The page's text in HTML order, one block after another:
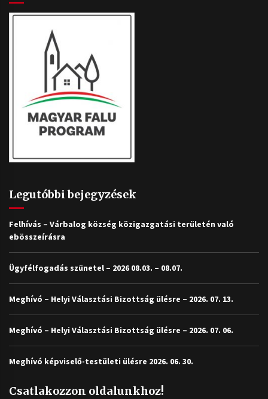
Legutóbbi bejegyzések
Felhívás – Várbalog község közigazgatási területén való
ebösszeírásra
Ügyfélfogadás szünetel – 2026 08.03. – 08.07.
Meghívó – Helyi Választási Bizottság ülésre – 2026. 07. 13.
Meghívó – Helyi Választási Bizottság ülésre – 2026. 07. 06.
Meghívó képviselő-testületi ülésre 2026. 06. 30.
Csatlakozzon oldalunkhoz!